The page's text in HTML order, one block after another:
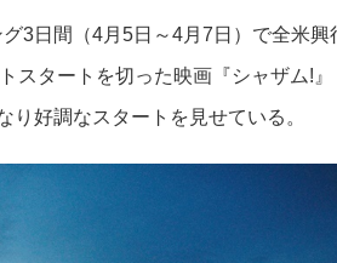
3日間（4月5日～4月7日）で全米興
スタートを切った映画『シャザム!
好調なスタートを見せている。